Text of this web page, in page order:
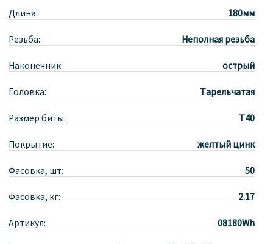
Длина: 180мм
Резьба: Неполная резьба
Наконечник: острый
Головка: Тарельчатая
Размер биты: T40
Покрытие: желтый цинк
Фасовка, шт: 50
Фасовка, кг: 2.17
Артикул: 08180Wh